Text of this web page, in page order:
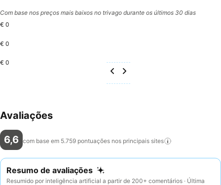
Com base nos preços mais baixos no trivago durante os últimos 30 dias
€ 0
€ 0
€ 0
Avaliações
6,6 com base em 5.759 pontuações nos principais sites
Resumo de avaliações
Resumido por inteligência artificial a partir de 200+ comentários · Última